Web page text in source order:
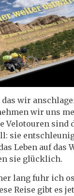
das wir
wir uns
Velotouren sind
sie
Leben auf das
sie glücklich.
lang fuhr ich
Reise gibt es